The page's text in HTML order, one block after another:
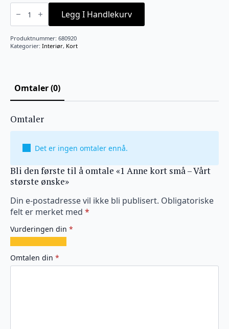
1
Anne
små
-
Vårt
største
Legg I Handlekurv
Produktnummer: 680920
Kategorier: Interiør, Kort
Omtaler (0)
Omtaler
Det er ingen omtaler ennå.
Bli den første til å omtale «1 Anne kort små – Vårt
største ønske»
Din e-postadresse vil ikke bli publisert. Obligatoriske
felt er merket med *
Vurderingen din *
av
5
av
5
av
5
av
5
av
5
Omtalen din *